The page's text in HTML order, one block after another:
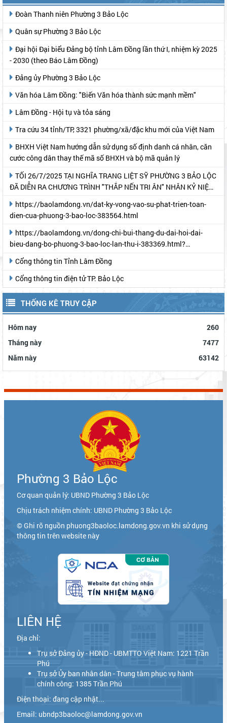
Đoàn Thanh niên Phường 3 Bảo Lộc
Quân sự Phường 3 Bảo Lộc
- 2030 (theo Báo Lâm Đồng)
Đảng ủy Phường 3 Bảo Lộc
Văn hóa Lâm Đồng: "Biến Văn hóa thành sức mạnh mềm"
Lâm Đồng - Hội tụ và tỏa sáng
Tra cứu 34 tỉnh/TP, 3321 phường/xã/đặc khu mới của Việt Nam
cước công dân thay thế mã số BHXH và bộ mã quản lý
ĐÃ DIỄN RA CHƯƠNG TRÌNH "THẮP NẾN TRI ÂN" NHÂN KỶ NIỆM
dien-cua-phuong-3-bao-loc-383564.html
bieu-dang-bo-phuong-3-bao-loc-lan-thu-i-383369.html?
Cổng thông tin Tỉnh Lâm Đồng
Cổng thông tin điện tử TP. Bảo Lộc
THỐNG KÊ TRUY CẬP
Hôm nay
260
Tháng này
7477
Năm này
63142
Phường 3 Bảo Lộc
Cơ quan quản lý: UBND Phường 3 Bảo Lộc
Chịu trách nhiệm chính: UBND Phường 3 Bảo Lộc
© Ghi rõ nguồn phuong3baoloc.lamdong.gov.vn khi sử dụng
thông tin trên website này
LIÊN HỆ
Địa chỉ:
Trụ sở Đảng ủy - HĐND - UBMTTO Việt Nam: 1221 Trần
Phú
Trụ sở Ủy ban nhân dân - Trung tâm phục vụ hành
chính công: 1385 Trần Phú
Điện thoại: đang cập nhật...
Email: ubndp3baoloc@lamdong.gov.vn